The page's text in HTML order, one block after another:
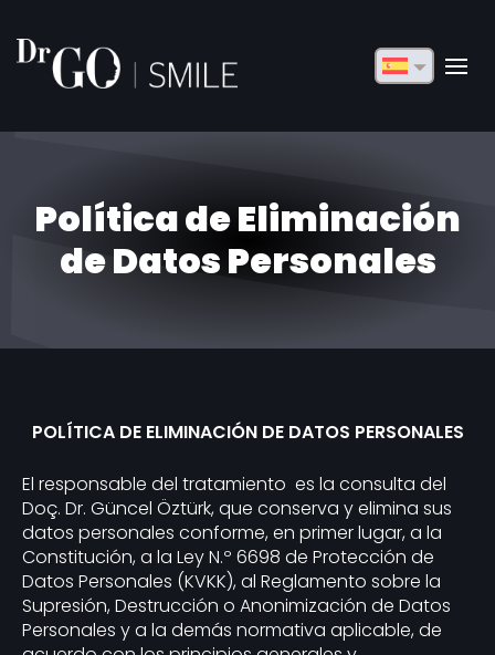
Русский
Türkçe
Política de Eliminación
de Datos Personales
POLÍTICA DE ELIMINACIÓN DE DATOS PERSONALES
El responsable del tratamiento es la consulta del
Doç. Dr. Güncel Öztürk, que conserva y elimina sus
datos personales conforme, en primer lugar, a la
Constitución, a la Ley N.º 6698 de Protección de
Datos Personales (KVKK), al Reglamento sobre la
Supresión, Destrucción o Anonimización de Datos
Personales y a la demás normativa aplicable, de